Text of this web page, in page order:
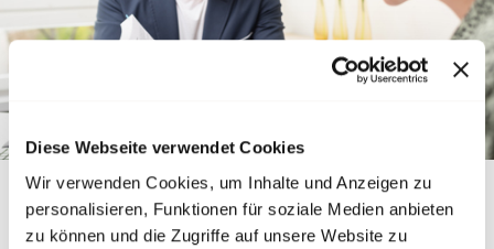
Diese Webseite verwendet Cookies
Wir verwenden Cookies, um Inhalte und Anzeigen zu
personalisieren, Funktionen für soziale Medien anbieten
zu können und die Zugriffe auf unsere Website zu
Guide